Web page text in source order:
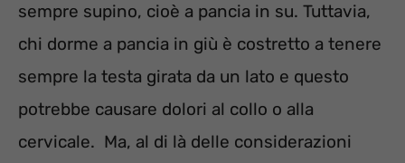
sempre supino, cioè a pancia in su. Tuttavia,
chi dorme a pancia in giù è costretto a tenere
sempre la testa girata da un lato e questo
potrebbe causare dolori al collo o alla
cervicale. Ma, al di là delle considerazioni